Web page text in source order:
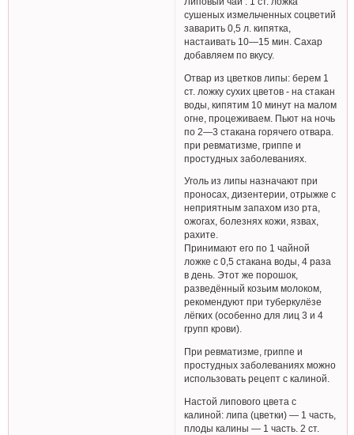
сушеных измельченных соцветий
заварить 0,5 л. кипятка,
настаивать 10—15 мин. Сахар
добавляем по вкусу.
Отвар из цветков липы: берем 1
ст. ложку сухих цветов - на стакан
воды, кипятим 10 минут на малом
огне, процеживаем. Пьют на ночь
по 2—3 стакана горячего отвара.
при ревматизме, гриппе и
простудных заболеваниях.
Уголь из липы назначают при
проносах, дизентерии, отрыжке с
неприятным запахом изо рта,
ожогах, болезнях кожи, язвах,
рахите.
Принимают его по 1 чайной
ложке с 0,5 стакана воды, 4 раза
в день. Этот же порошок,
разведённый козьим молоком,
рекомендуют при туберкулёзе
лёгких (особенно для лиц 3 и 4
групп крови).
При ревматизме, гриппе и
простудных заболеваниях можно
использовать рецепт с калиной.
Настой липового цвета с
калиной: липа (цветки) — 1 часть,
плоды калины — 1 часть. 2 ст.